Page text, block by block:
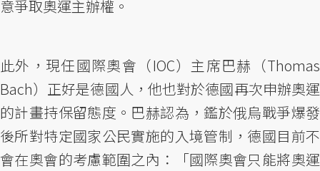
意爭取奧運主辦權。
此外，現任國際奧會（IOC）主席巴赫（Thomas
Bach）正好是德國人，他也對於德國再次申辦奧運
的計畫持保留態度。巴赫認為，鑑於俄烏戰爭爆發
後所對特定國家公民實施的入境管制，德國目前不
會在奧會的考慮範圍之內：「國際奧會只能將奧運